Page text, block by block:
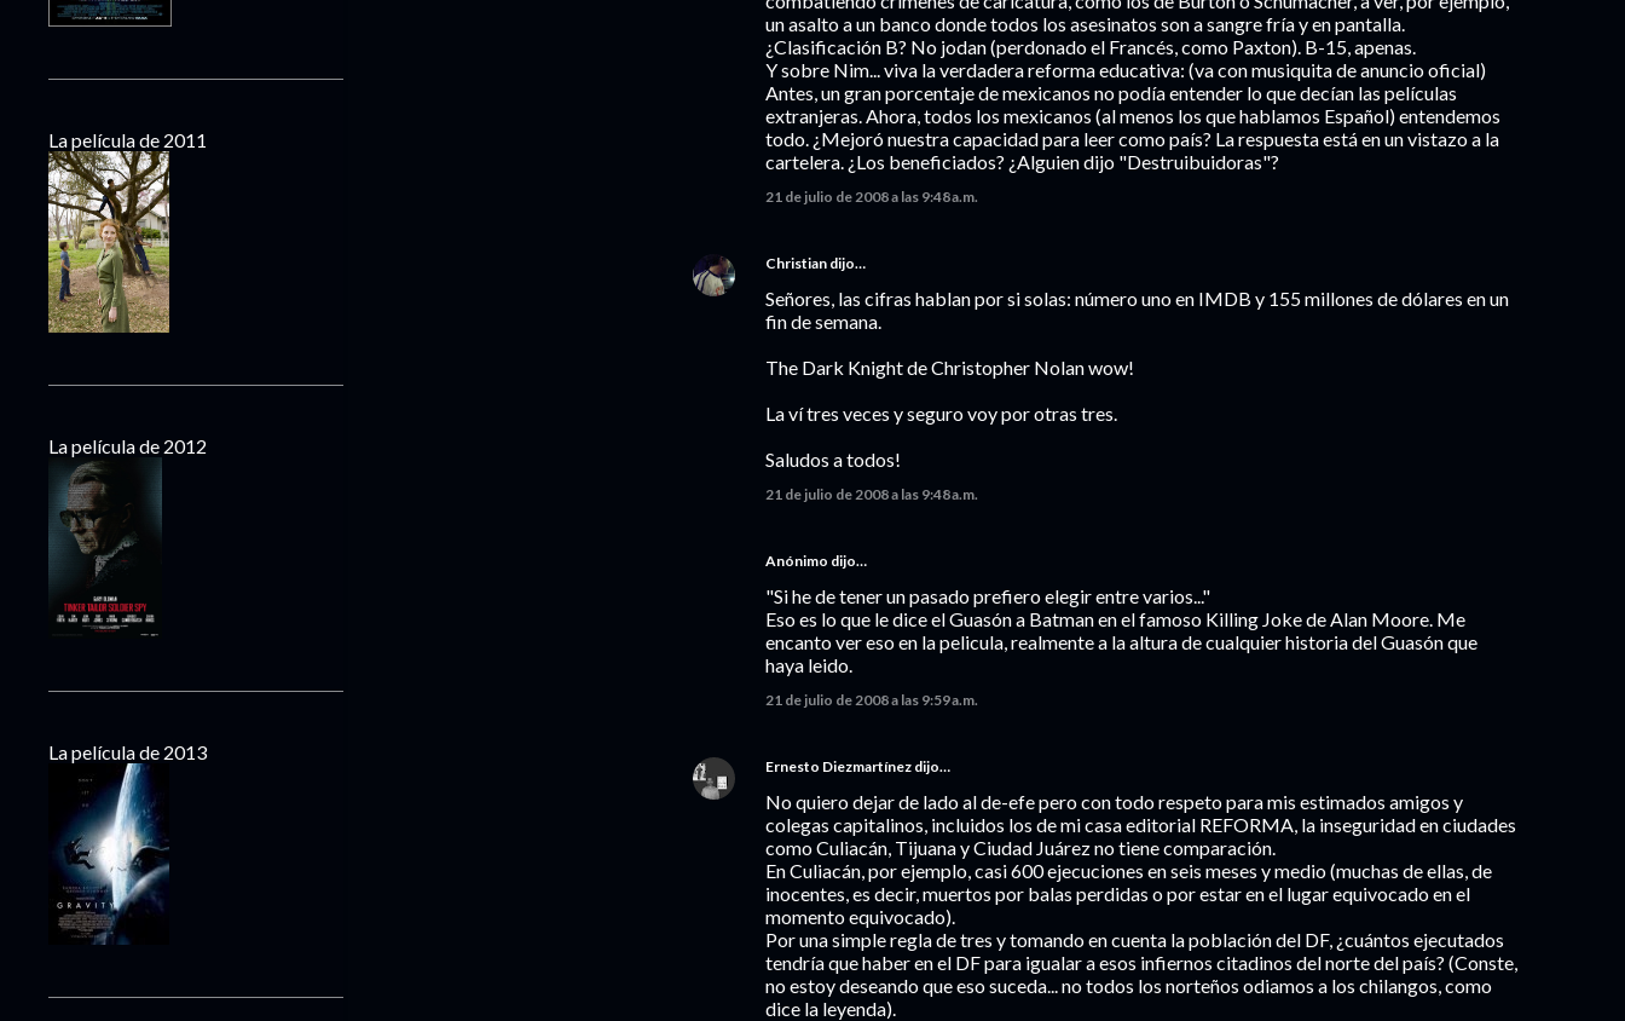
un asalto a un banco donde todos los asesinatos son a sangre fría y en pantalla.
¿Clasificación B? No jodan (perdonado el Francés, como Paxton). B-15, apenas.
Y sobre Nim... viva la verdadera reforma educativa: (va con musiquita de anuncio oficial)
Antes, un gran porcentaje de mexicanos no podía entender lo que decían las películas
extranjeras. Ahora, todos los mexicanos (al menos los que hablamos Español) entendemos
todo. ¿Mejoró nuestra capacidad para leer como país? La respuesta está en un vistazo a la
cartelera. ¿Los beneficiados? ¿Alguien dijo "Destruibuidoras"?
21 de julio de 2008 a las 9:48 a.m.
Christian dijo…
Señores, las cifras hablan por si solas: número uno en IMDB y 155 millones de dólares en un
fin de semana.
The Dark Knight de Christopher Nolan wow!
La ví tres veces y seguro voy por otras tres.
Saludos a todos!
21 de julio de 2008 a las 9:48 a.m.
Anónimo dijo…
"Si he de tener un pasado prefiero elegir entre varios..."
Eso es lo que le dice el Guasón a Batman en el famoso Killing Joke de Alan Moore. Me
encanto ver eso en la pelicula, realmente a la altura de cualquier historia del Guasón que
haya leido.
21 de julio de 2008 a las 9:59 a.m.
Ernesto Diezmartínez dijo…
No quiero dejar de lado al de-efe pero con todo respeto para mis estimados amigos y
colegas capitalinos, incluidos los de mi casa editorial REFORMA, la inseguridad en ciudades
como Culiacán, Tijuana y Ciudad Juárez no tiene comparación.
En Culiacán, por ejemplo, casi 600 ejecuciones en seis meses y medio (muchas de ellas, de
inocentes, es decir, muertos por balas perdidas o por estar en el lugar equivocado en el
momento equivocado).
Por una simple regla de tres y tomando en cuenta la población del DF, ¿cuántos ejecutados
tendría que haber en el DF para igualar a esos infiernos citadinos del norte del país? (Conste,
no estoy deseando que eso suceda... no todos los norteños odiamos a los chilangos, como
dice la leyenda).
La película de 2011
La película de 2012
La película de 2013